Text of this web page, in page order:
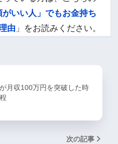
いい人」でもお金持ち
由 」をお読みください。
月収100万円を突破した時
次の記事